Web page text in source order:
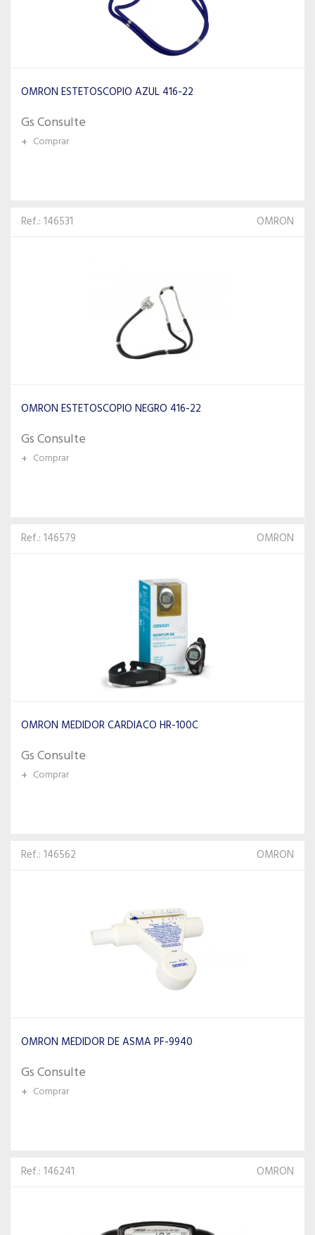
OMRON ESTETOSCOPIO AZUL 416-22
Gs Consulte
+ Comprar
Ref.: 146531 OMRON
OMRON ESTETOSCOPIO NEGRO 416-22
Gs Consulte
+ Comprar
Ref.: 146579 OMRON
OMRON MEDIDOR CARDIACO HR-100C
Gs Consulte
+ Comprar
Ref.: 146562 OMRON
OMRON MEDIDOR DE ASMA PF-9940
Gs Consulte
+ Comprar
Ref.: 146241 OMRON